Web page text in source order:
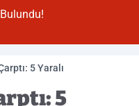
5 Yaralı
5